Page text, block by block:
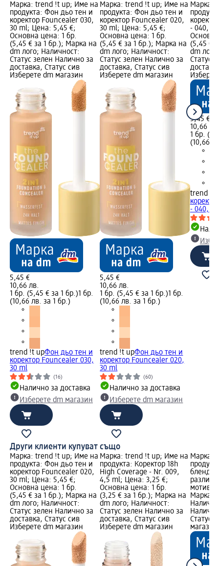
Марка: trend !t up; Име на
продукта: Фон дьо тен и
коректор Founcealer 030,
30 ml; Цена: 5,45 €;
Основна цена: 1 бр.
(5,45 € за 1 бр.); Марка на
dm лого; Наличност:
Статус зелен Налично за
доставка, Статус сив
Изберете dm магазин
5,45 €
10,66 лв.
1 бр. (5,45 € за 1 бр.)1 бр.
(10,66 лв. за 1 бр.)
trend !t upФон дьо тен и
коректор Founcealer 030,
30 ml
(16)
Налично за доставка
Изберете dm магазин
Марка: trend !t up; Име на
продукта: Фон дьо тен и
коректор Founcealer 020,
30 ml; Цена: 5,45 €;
Основна цена: 1 бр.
(5,45 € за 1 бр.); Марка на
dm лого; Наличност:
Статус зелен Налично за
доставка, Статус сив
Изберете dm магазин
5,45 €
10,66 лв.
1 бр. (5,45 € за 1 бр.)1 бр.
(10,66 лв. за 1 бр.)
trend !t upФон дьо тен и
коректор Founcealer 020,
30 ml
(60)
Налично за доставка
Изберете dm магазин
Марка:
- 040,
(5,45 €
dm
Статус
5,45 €
10,66 лв.
1 бр.
(10,66
trend !t
- 040,
Други клиенти купуват също
Марка: trend !t up; Име на
продукта: Фон дьо тен и
коректор Founcealer 020,
30 ml; Цена: 5,45 €;
Основна цена: 1 бр.
(5,45 € за 1 бр.); Марка на
dm лого; Наличност:
Статус зелен Налично за
доставка, Статус сив
Изберете dm магазин
Марка: trend !t up; Име на
продукта: Коректор 18h
High Coverage - Nr. 009,
4,5 ml; Цена: 3,25 €;
Основна цена: 1 бр.
(3,25 € за 1 бр.); Марка на
dm лого; Наличност:
Статус зелен Налично за
доставка, Статус сив
Изберете dm магазин
Марка:
мотиви,
Марка
Статус
магазин